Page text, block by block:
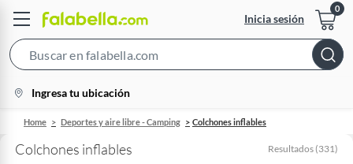
Inicia sesión
Bar
location-
icon
Ingresa tu ubicación
Home Deportes y aire libre - Camping Colchones inflables
Colchones inflables Resultados (331)